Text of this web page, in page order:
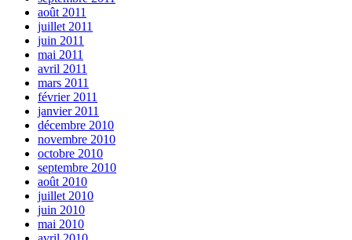
août 2011
juillet 2011
juin 2011
mai 2011
avril 2011
mars 2011
février 2011
janvier 2011
décembre 2010
novembre 2010
octobre 2010
septembre 2010
août 2010
juillet 2010
juin 2010
mai 2010